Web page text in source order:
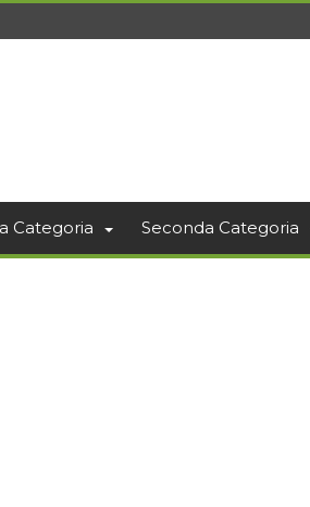
Categoria Seconda Categoria